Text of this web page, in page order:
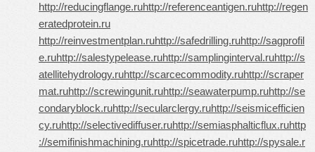
http://reducingflange.ruhttp://referenceantigen.ruhttp://regen
eratedprotein.ru
http://reinvestmentplan.ruhttp://safedrilling.ruhttp://sagprofil
e.ruhttp://salestypelease.ruhttp://samplinginterval.ruhttp://s
atellitehydrology.ruhttp://scarcecommodity.ruhttp://scraper
mat.ruhttp://screwingunit.ruhttp://seawaterpump.ruhttp://se
condaryblock.ruhttp://secularclergy.ruhttp://seismicefficien
cy.ruhttp://selectivediffuser.ruhttp://semiasphalticflux.ruhttp
://semifinishmachining.ruhttp://spicetrade.ruhttp://spysale.r